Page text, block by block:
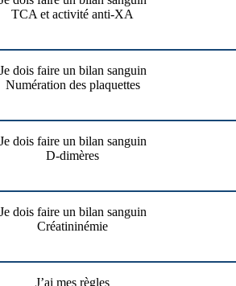
TCA et activité anti-XA
Je dois faire un bilan sanguin
Numération des plaquettes
Je dois faire un bilan sanguin
D-dimères
Je dois faire un bilan sanguin
Créatininémie
J’ai mes règles